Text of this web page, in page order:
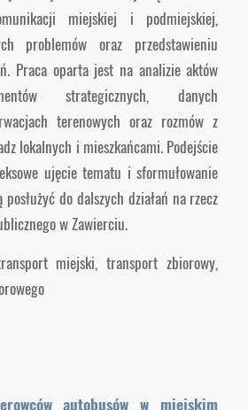
miejskiej i podmiejskiej,
problemów oraz przedstawieniu
Praca oparta jest na analizie aktów
strategicznych, danych
terenowych oraz rozmów z
lokalnych i mieszkańcami. Podejście
ujęcie tematu i sformułowanie
do dalszych działań na rzecz
w Zawierciu.
miejski, transport zbiorowy,
autobusów w miejskim